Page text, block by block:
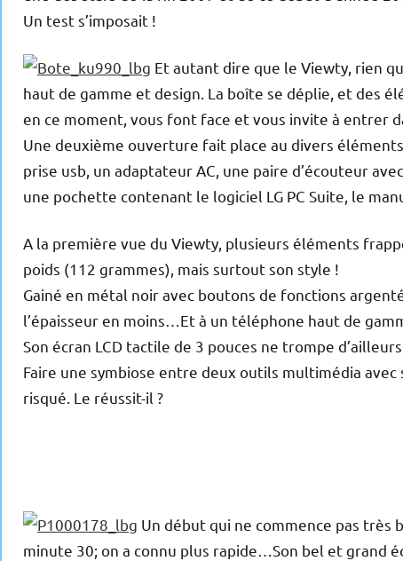
Un test s’imposait !
Et autant dire que le Viewty, rien
haut de gamme et design. La boîte se déplie, et des
en ce moment, vous font face et vous invite à entrer
Une deuxième ouverture fait place au divers
prise usb, un adaptateur AC, une paire d’écouteur
une pochette contenant le logiciel LG PC Suite, le
A la première vue du Viewty, plusieurs éléments
poids (112 grammes), mais surtout son style !
Gainé en métal noir avec boutons de fonctions
l’épaisseur en moins…Et à un téléphone haut de
Son écran LCD tactile de 3 pouces ne trompe
Faire une symbiose entre deux outils multimédia
risqué. Le réussit-il ?
Un début qui ne commence pas très
minute 30; on a connu plus rapide…Son bel et grand